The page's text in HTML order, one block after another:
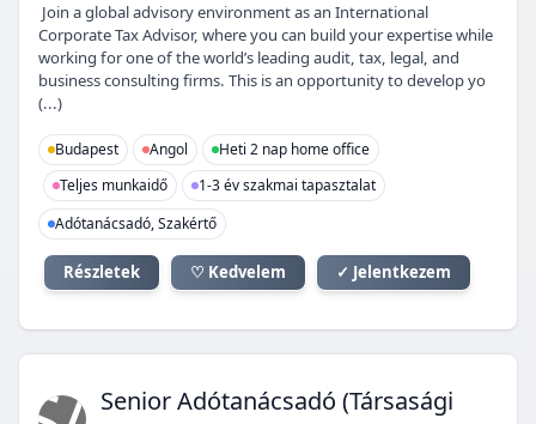
Join a global advisory environment as an International
Corporate Tax Advisor, where you can build your expertise while
working for one of the world’s leading audit, tax, legal, and
business consulting firms. This is an opportunity to develop yo
(...)
Budapest Angol
Heti 2 nap home office
Teljes munkaidő
1-3 év szakmai tapasztalat
Adótanácsadó, Szakértő
Részletek ♡ Kedvelem ✓ Jelentkezem
Senior Adótanácsadó (Társasági